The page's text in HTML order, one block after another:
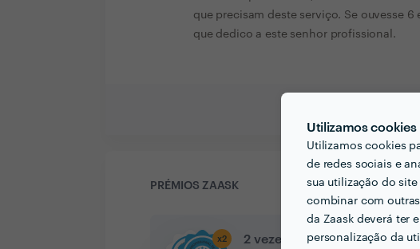
Utilizamos cookies
Utilizamos cookies
de redes sociais e
sua utilização do
combinar com
da Zaask deverá ter
personalização da
que precisam deste serviço. Se ouvesse
que dedico a este senhor profissional.
PRÉMIOS ZAASK
x2 2 vezes Profissional de